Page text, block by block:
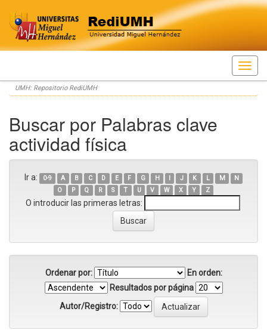
Skip
navigation
UMH: Repositorio RediUMH
Buscar por Palabras clave
actividad física
Ir a: 0-9 A B C D E F G H I J K L M
N
O
P Q R S T U V W X Y Z
O introducir las primeras letras:
Ordenar por:
En orden:
Resultados por página
Autor/Registro: